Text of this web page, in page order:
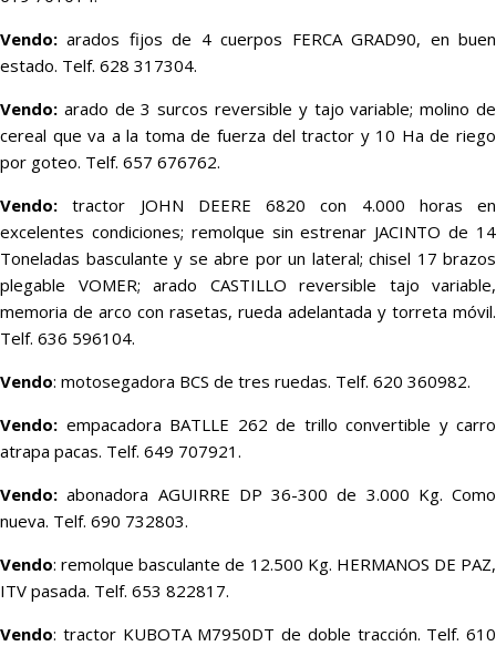
Vendo: arados fijos de 4 cuerpos FERCA GRAD90, en buen
estado. Telf. 628 317304.
Vendo: arado de 3 surcos reversible y tajo variable; molino de
cereal que va a la toma de fuerza del tractor y 10 Ha de riego
por goteo. Telf. 657 676762.
Vendo: tractor JOHN DEERE 6820 con 4.000 horas en
excelentes condiciones; remolque sin estrenar JACINTO de 14
Toneladas basculante y se abre por un lateral; chisel 17 brazos
plegable VOMER; arado CASTILLO reversible tajo variable,
memoria de arco con rasetas, rueda adelantada y torreta móvil.
Telf. 636 596104.
Vendo: motosegadora BCS de tres ruedas. Telf. 620 360982.
Vendo: empacadora BATLLE 262 de trillo convertible y carro
atrapa pacas. Telf. 649 707921.
Vendo: abonadora AGUIRRE DP 36-300 de 3.000 Kg. Como
nueva. Telf. 690 732803.
Vendo: remolque basculante de 12.500 Kg. HERMANOS DE PAZ,
ITV pasada. Telf. 653 822817.
Vendo: tractor KUBOTA M7950DT de doble tracción. Telf. 610